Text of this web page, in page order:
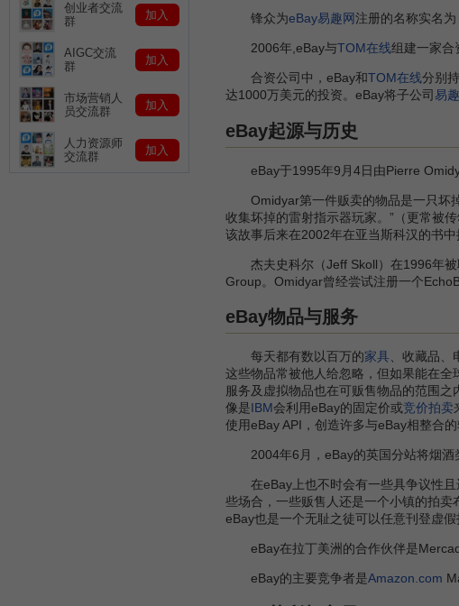
锋众为eBay易趣网注册的名称实名为
2006年,eBay与TOM在线组建一家
合资公司中，eBay和TOM在线分别
达1000万美元的投资。eBay将子公司易趣
eBay起源与历史
eBay于1995年9月4日由Pierre
Omidyar第一件贩卖的物品是一只坏掉
收集坏掉的雷射指示器玩家。”（更常被
该故事后来在2002年在亚当斯科汉的书中
杰夫史科尔（Jeff Skoll）在1996年被
Group。Omidyar曾经尝试注册一个
eBay物品与服务
每天都有数以百万的家具、收藏品、
这些物品常被他人给忽略，但如果能在全
服务及虚拟物品也在可贩售物品的范围
像是IBM会利用eBay的固定价或竞价拍卖
使用eBay API，创造许多与eBay相整合
2004年6月，eBay的英国分站将烟酒
在eBay上也不时会有一些具争议性且
些场合，一些贩售人还是一个小镇的拍
eBay也是一个无耻之徒可以任意刊登虚
eBay在拉丁美洲的合作伙伴是
eBay的主要竞争者是Amazon.com
创业者交流
群
加入
AIGC交流
群
加入
市场营销人
员交流群
加入
人力资源师
交流群
加入